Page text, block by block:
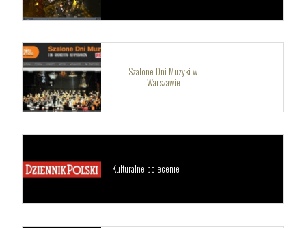
Szalone Dni Muzyki w
Warszawie
Kulturalne polecenie